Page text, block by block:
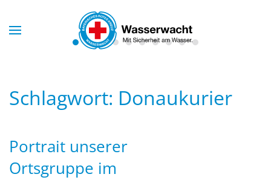
Skip to main content
Schlagwort: Donaukurier
Portrait unserer
Ortsgruppe im